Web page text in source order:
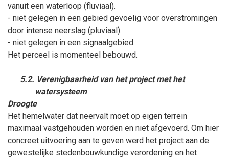
vanuit een waterloop (fluviaal).
- niet gelegen in een gebied gevoelig voor overstromingen
door intense neerslag (pluviaal).
- niet gelegen in een signaalgebied.
Het perceel is momenteel bebouwd.
5.2. Verenigbaarheid van het project met het
watersysteem
Droogte
Het hemelwater dat neervalt moet op eigen terrein
maximaal vastgehouden worden en niet afgevoerd. Om hier
concreet uitvoering aan te geven werd het project aan de
gewestelijke stedenbouwkundige verordening en het